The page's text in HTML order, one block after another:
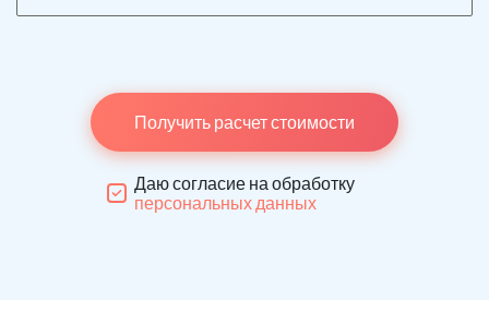
Получить расчет стоимости
Даю согласие на обработку
персональных данных